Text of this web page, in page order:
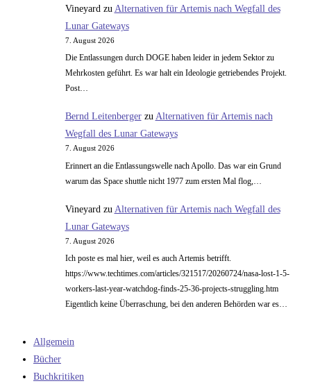
Vineyard zu Alternativen für Artemis nach Wegfall des
Lunar Gateways
7. August 2026
Die Entlassungen durch DOGE haben leider in jedem Sektor zu
Mehrkosten geführt. Es war halt ein Ideologie getriebendes Projekt.
Post…
Bernd Leitenbergerzu Alternativen für Artemis nach
Wegfall des Lunar Gateways
7. August 2026
Erinnert an die Entlassungswelle nach Apollo. Das war ein Grund
warum das Space shuttle nicht 1977 zum ersten Mal flog,…
Vineyard zu Alternativen für Artemis nach Wegfall des
Lunar Gateways
7. August 2026
Ich poste es mal hier, weil es auch Artemis betrifft.
https://www.techtimes.com/articles/321517/20260724/nasa-lost-1-5-
workers-last-year-watchdog-finds-25-36-projects-struggling.htm
Eigentlich keine Überraschung, bei den anderen Behörden war es…
Allgemein
Bücher
Buchkritiken